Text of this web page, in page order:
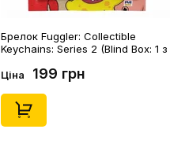
Брелок Fuggler: Collectible
Keychains: Series 2 (Blind Box: 1 з
Ціна 199 грн